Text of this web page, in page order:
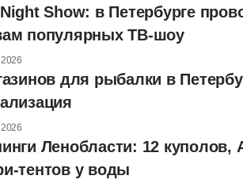
Show: в Петербурге
популярных ТВ-шоу
для рыбалки в
Ленобласти: 12
тентов у воды